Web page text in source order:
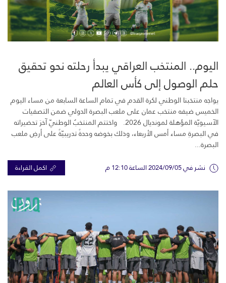
اليوم.. المنتخب العراقي يبدأ رحلته نحو تحقيق
حلم الوصول إلى كأس العالم
يواجه منتخبنا الوطني لكرة القدم في تمام الساعة السابعة من مساء اليوم
الخميس ضيفه منتخب عمان على ملعب البصرة الدولي ضمن التصفيات
الآسيويّة المؤهلة لمونديال 2026. واختتم المنتخبُ الوطنيّ آخرَ تحضيراته
في البصرةِ مساء أمس الأربعاء، وذلك بخوضه وحدةً تدريبيّةً على أرضِ ملعب
البصرة...
نشر في 2024/09/05 الساعة 12:10 م اكمل القراءة